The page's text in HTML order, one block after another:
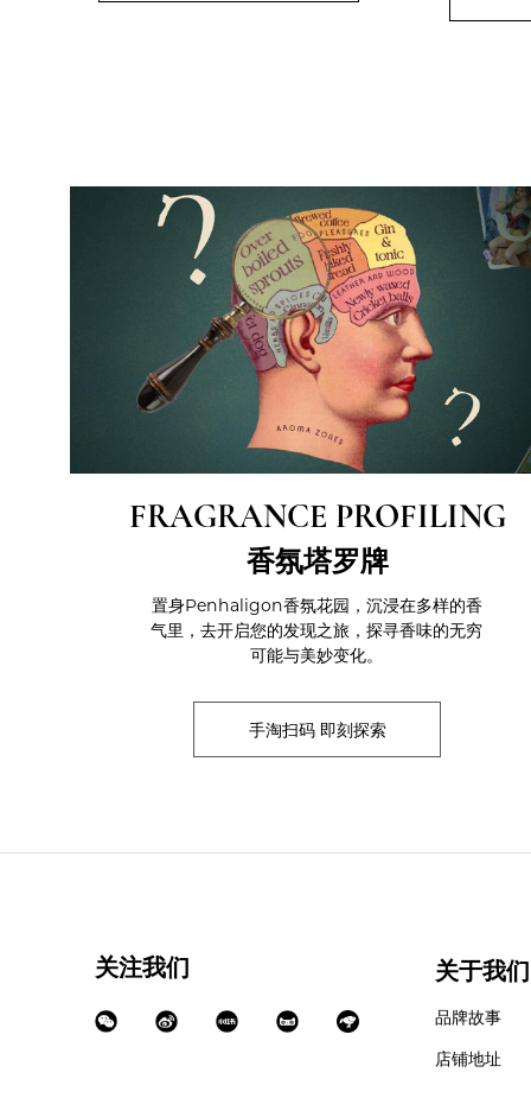
FRAGRANCE PROFILING
香氛塔罗牌
置身Penhaligon香氛花园，沉浸在多样的香
气里，去开启您的发现之旅，探寻香味的无穷
可能与美妙变化。
手淘扫码 即刻探索
关注我们 关于我们
品牌故事
店铺地址